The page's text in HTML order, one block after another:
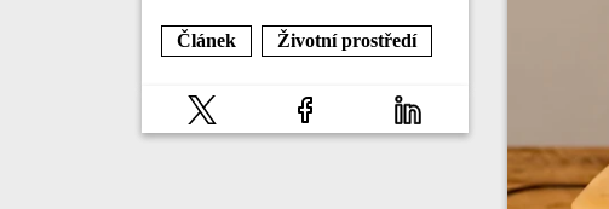
Článek Životní prostředí